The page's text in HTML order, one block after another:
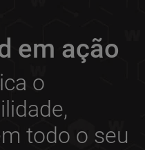
em ação
o
todo o seu